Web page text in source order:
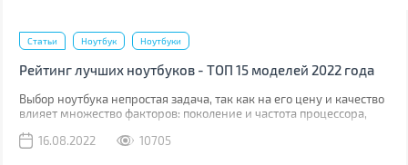
Статьи Ноутбук Ноутбуки
Рейтинг лучших ноутбуков - ТОП 15 моделей 2022 года
Выбор ноутбука непростая задача, так как на его цену и качество
влияет множество факторов: поколение и частота процессора,
тачпадом, клавиатурой и многое другое.
16.08.2022 10705